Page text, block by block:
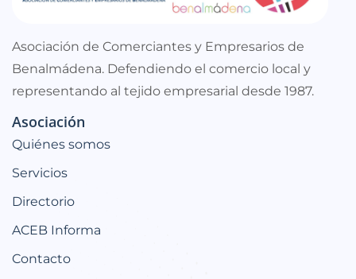
Asociación de Comerciantes y Empresarios de
Benalmádena. Defendiendo el comercio local y
representando al tejido empresarial desde 1987.
Asociación
Quiénes somos
Servicios
Directorio
ACEB Informa
Contacto